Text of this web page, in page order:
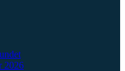
2026